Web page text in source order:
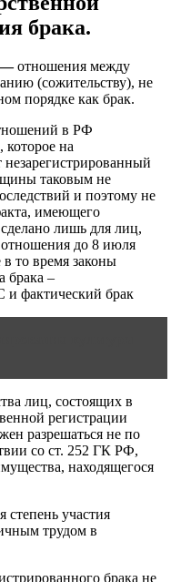
брака.
—отношения между
(сожительству), не
порядке как брак.
в РФ
которое на
незарегистрированный
таковым не
и поэтому не
имеющего
лишь для лиц,
до 8 июля
в то время законы
брака –
и фактический брак
лиц, состоящих в
регистрации
разрешаться не по
со ст. 252 ГК РФ,
находящегося
степень участия
трудом в
брака не